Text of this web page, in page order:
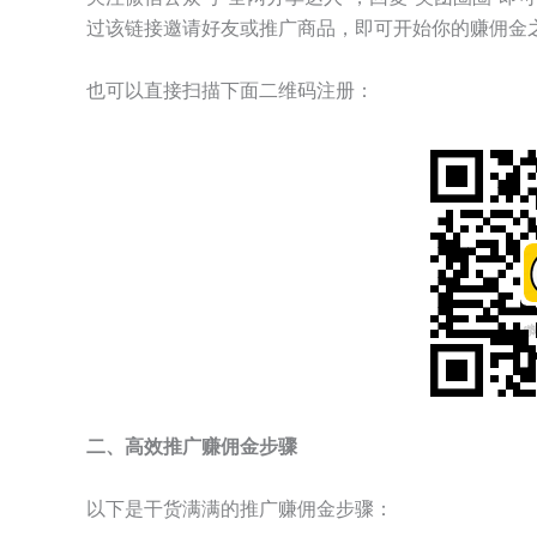
过该链接邀请好友或推广商品，即可开始你的赚佣金
也可以直接扫描下面二维码注册：
二、高效推广赚佣金步骤
以下是干货满满的推广赚佣金步骤：